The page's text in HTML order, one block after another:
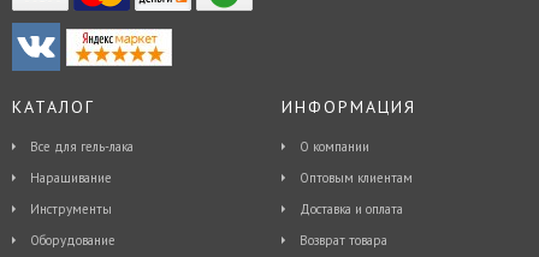
КАТАЛОГ
Все для гель-лака
Наращивание
Инструменты
Оборудование
ИНФОРМАЦИЯ
О компании
Оптовым клиентам
Доставка и оплата
Возврат товара